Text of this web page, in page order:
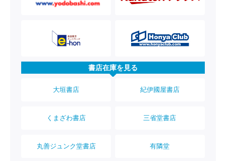
書店在庫を見る
大垣書店 紀伊國屋書店
くまざわ書店 三省堂書店
丸善ジュンク堂書店 有隣堂